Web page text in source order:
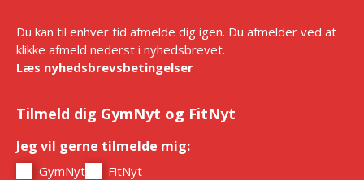
Du kan til enhver tid afmelde dig igen. Du afmelder ved at
klikke afmeld nederst i nyhedsbrevet.
Læs nyhedsbrevsbetingelser
Tilmeld dig GymNyt og FitNyt
Jeg vil gerne tilmelde mig:
GymNyt FitNyt